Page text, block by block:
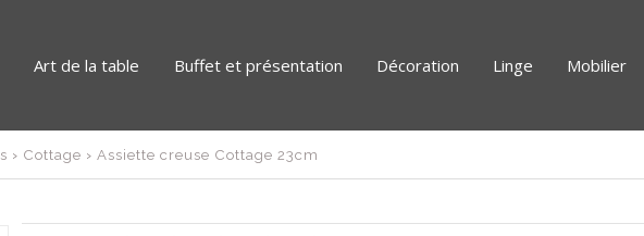
Art de la table Buffet et présentation Décoration Linge Mobilier
› Cottage › Assiette creuse Cottage 23cm